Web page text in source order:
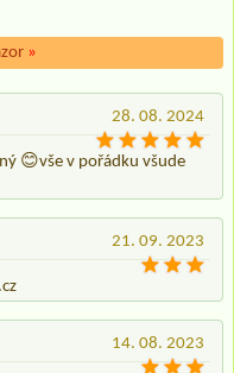
»
28. 08. 2024
😊vše v pořádku všude
21. 09. 2023
14. 08. 2023